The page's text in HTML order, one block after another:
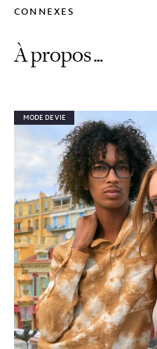
CONNEXES
À propos…
MODE DE VIE